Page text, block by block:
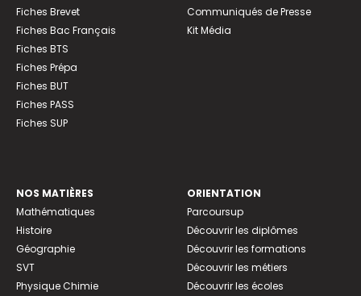
Fiches Brevet
Fiches Bac Français
Fiches BTS
Fiches Prépa
Fiches BUT
Fiches PASS
Fiches SUP
Communiqués de Presse
Kit Média
NOS MATIÈRES
Mathématiques
Histoire
Géographie
SVT
Physique Chimie
ORIENTATION
Parcoursup
Découvrir les diplômes
Découvrir les formations
Découvrir les métiers
Découvrir les écoles